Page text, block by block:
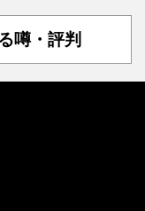
噂・評判